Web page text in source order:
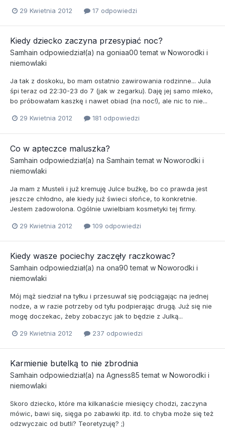
29 Kwietnia 2012 17 odpowiedzi
Kiedy dziecko zaczyna przesypiać noc?
Samhain odpowiedział(a) na goniaa00 temat w Noworodki i
niemowlaki
Ja tak z doskoku, bo mam ostatnio zawirowania rodzinne... Jula
śpi teraz od 22:30-23 do 7 (jak w zegarku). Daję jej samo mleko,
bo próbowałam kaszkę i nawet obiad (na noc!), ale nic to nie...
29 Kwietnia 2012 181 odpowiedzi
Co w apteczce maluszka?
Samhain odpowiedział(a) na Samhain temat w Noworodki i
niemowlaki
Ja mam z Musteli i już kremuję Julce buźkę, bo co prawda jest
jeszcze chłodno, ale kiedy już świeci słońce, to konkretnie.
Jestem zadowolona. Ogólnie uwielbiam kosmetyki tej firmy.
29 Kwietnia 2012 109 odpowiedzi
Kiedy wasze pociechy zaczęły raczkowac?
Samhain odpowiedział(a) na ona90 temat w Noworodki i
niemowlaki
Mój mąż siedział na tyłku i przesuwał się podciągając na jednej
nodze, a w razie potrzeby od tyłu podpierając drugą. Już się nie
mogę doczekac, żeby zobaczyc jak to będzie z Julką...
29 Kwietnia 2012 237 odpowiedzi
Karmienie butelką to nie zbrodnia
Samhain odpowiedział(a) na Agness85 temat w Noworodki i
niemowlaki
Skoro dziecko, które ma kilkanaście miesięcy chodzi, zaczyna
mówic, bawi się, sięga po zabawki itp. itd. to chyba może się też
odzwyczaic od butli? Teoretyzuję? ;)